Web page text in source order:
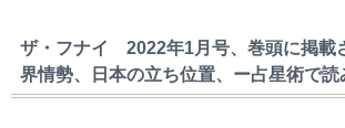
ザ・フナイ 2022年1月号、巻頭に掲載
界情勢、日本の立ち位置、ー占星術で読